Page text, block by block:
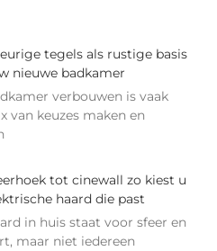
tegels als rustige basis
nieuwe badkamer
verbouwen is vaak
van keuzes maken en
tot cinewall zo kiest u
haard die past
in huis staat voor sfeer en
maar niet iedereen